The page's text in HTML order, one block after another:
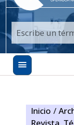
Inicio /